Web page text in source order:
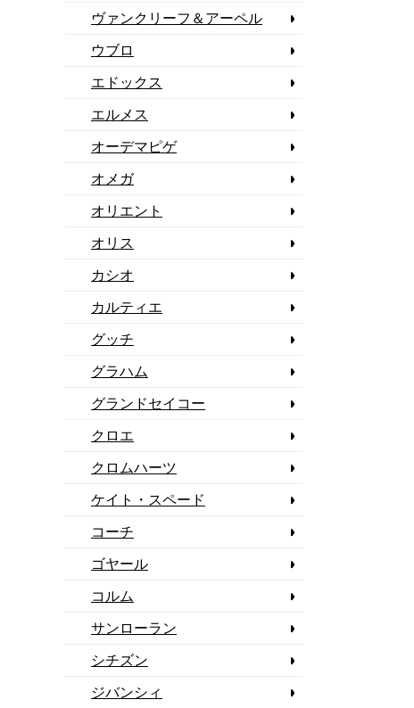
ヴァンクリーフ＆アーペル
ウブロ
エドックス
エルメス
オーデマピゲ
オメガ
オリエント
オリス
カシオ
カルティエ
グッチ
グラハム
グランドセイコー
クロエ
クロムハーツ
ケイト・スペード
コーチ
ゴヤール
コルム
サンローラン
シチズン
ジバンシィ